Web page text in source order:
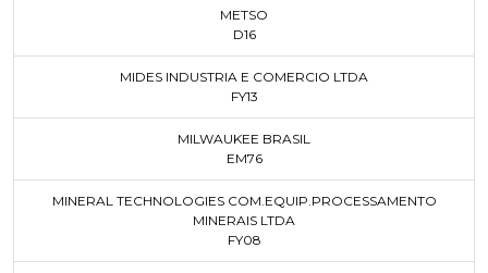
METSO
D16
MIDES INDUSTRIA E COMERCIO LTDA
FY13
MILWAUKEE BRASIL
EM76
MINERAL TECHNOLOGIES COM.EQUIP.PROCESSAMENTO
MINERAIS LTDA
FY08